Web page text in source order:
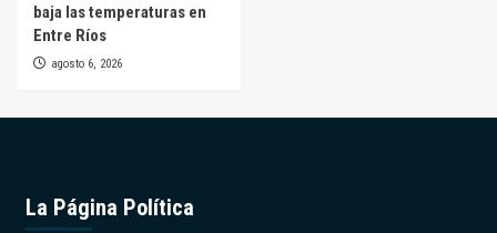
baja las temperaturas en
Entre Ríos
agosto 6, 2026
La Página Política